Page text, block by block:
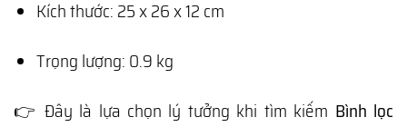
Kích thước: 25 x 26 x 12 cm
Trọng lượng: 0.9 kg
👉 Đây là lựa chọn lý tưởng khi tìm kiếm Bình lọc